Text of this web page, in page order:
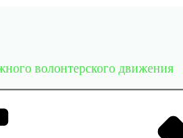
волонтерского движения